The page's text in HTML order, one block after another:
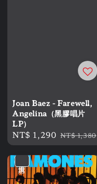
Joan Baez - Farewell,
Angelina（黑膠唱片
LP）
Sale
price
NT$ 1,290 Regular
price
NT$ 1,380